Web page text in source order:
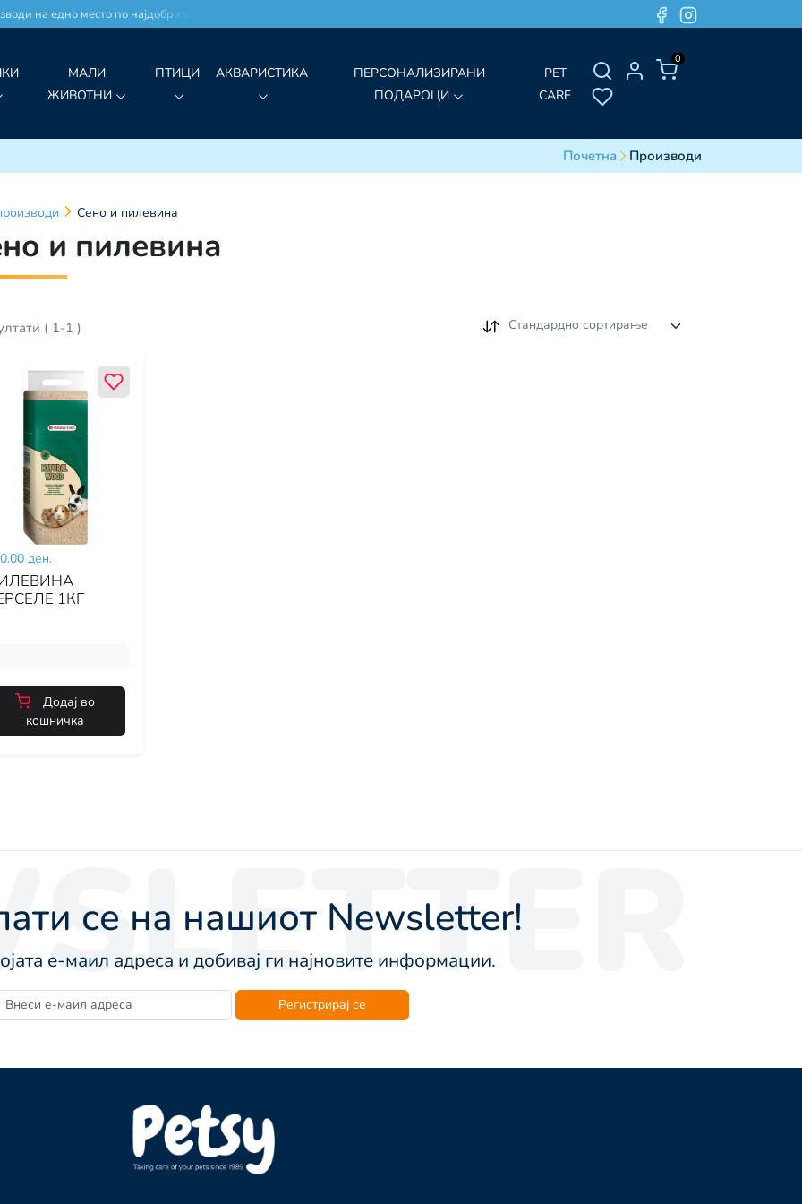
на едно место по најдобри цени!
0
МАЛИ
ЖИВОТНИ
ПТИЦИ АКВАРИСТИКА
ПЕРСОНАЛИЗИРАНИ
ПОДАРОЦИ
PET
CARE
Почетна Производи
Сено и пилевина
и пилевина
( 1-1 ) Стандардно сортирање
ден.
1КГ
Додај во
кошничка
се на нашиот Newsletter!
е-маил адреса и добивај ги најновите информации.
Регистрирај се